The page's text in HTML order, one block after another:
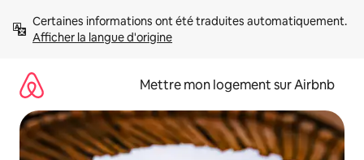
directement
Afficher la langue d'origine
Mettre mon logement sur Airbnb